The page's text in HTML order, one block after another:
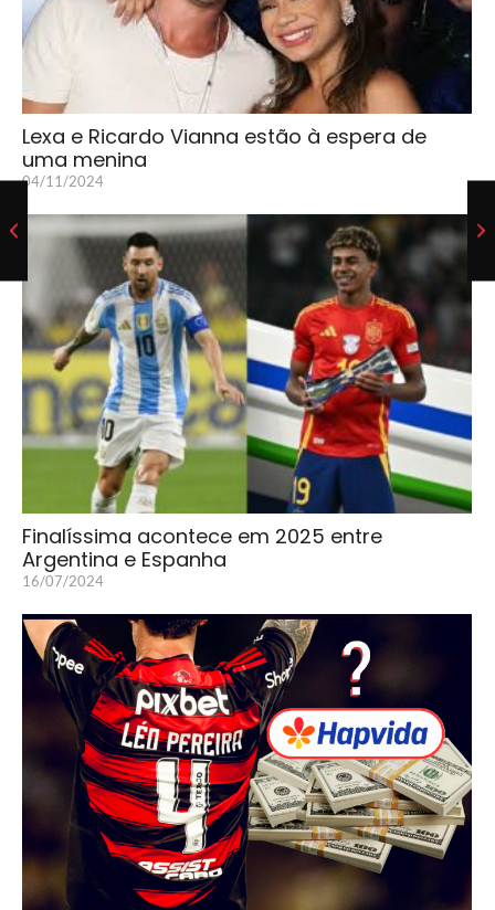
Lexa e Ricardo Vianna estão à espera de
uma menina
04/11/2024
Finalíssima acontece em 2025 entre
Argentina e Espanha
16/07/2024